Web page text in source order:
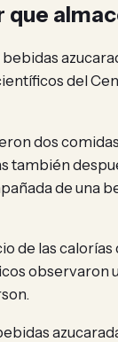
del
dos
también
de una
de las
observaron